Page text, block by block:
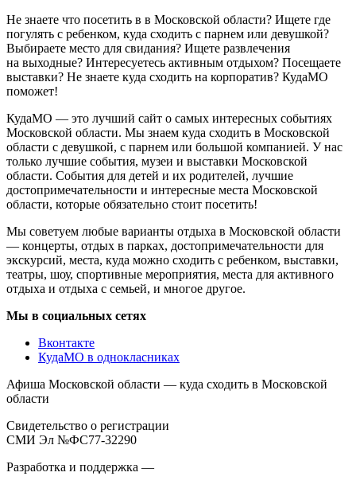
Не знаете что посетить в в Московской области? Ищете где
погулять с ребенком, куда сходить с парнем или девушкой?
Выбираете место для свидания? Ищете развлечения
на выходные? Интересуетесь активным отдыхом? Посещаете
выставки? Не знаете куда сходить на корпоратив? КудаМО
поможет!
КудаМО — это лучший сайт о самых интересных событиях
Московской области. Мы знаем куда сходить в Московской
области с девушкой, с парнем или большой компанией. У нас
только лучшие события, музеи и выставки Московской
области. События для детей и их родителей, лучшие
достопримечательности и интересные места Московской
области, которые обязательно стоит посетить!
Мы советуем любые варианты отдыха в Московской области
— концерты, отдых в парках, достопримечательности для
экскурсий, места, куда можно сходить с ребенком, выставки,
театры, шоу, спортивные мероприятия, места для активного
отдыха и отдыха с семьей, и многое другое.
Мы в социальных сетях
Вконтакте
КудаМО в однокласниках
Афиша Московской области — куда сходить в Московской
области
Свидетельство о регистрации
СМИ Эл №ФС77-32290
Разработка и поддержка —